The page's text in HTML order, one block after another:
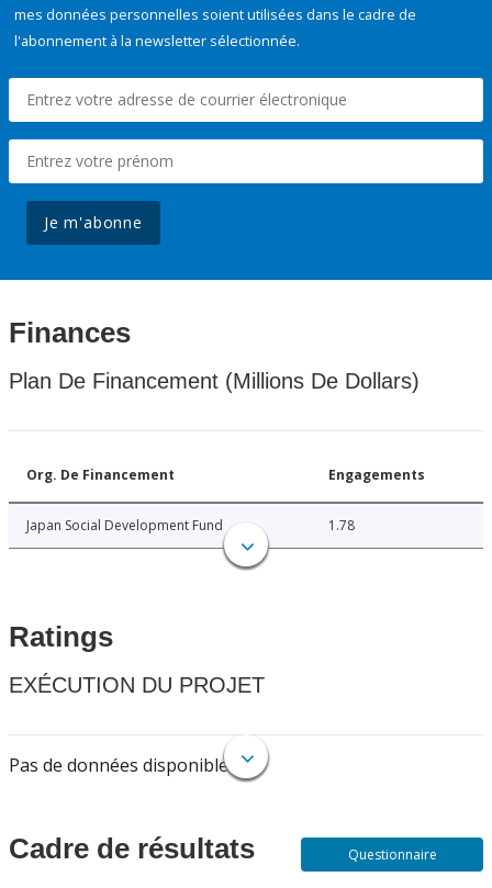
mes données personnelles soient utilisées dans le cadre de
l'abonnement à la newsletter sélectionnée.
Je m'abonne
Finances
Plan De Financement (Millions De Dollars)
Org. De Financement Engagements
Japan Social Development Fund 1.78
Ratings
EXÉCUTION DU PROJET
Pas de données disponibles.
Cadre de résultats Questionnaire